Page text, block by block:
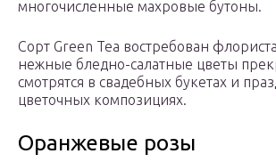
многочисленные махровые бутоны.
Сорт Green Tea востребован
нежные бледно-салатные цветы
смотрятся в свадебных букетах и
цветочных композициях.
Оранжевые розы